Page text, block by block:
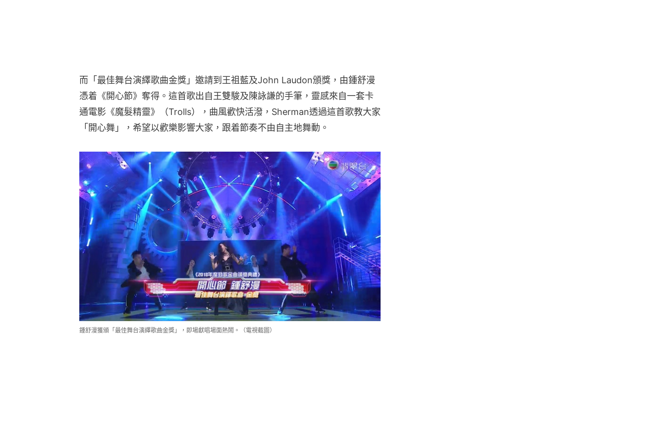
而「最佳舞台演繹歌曲金獎」邀請到王祖藍及John Laudon頒獎，由鍾舒漫
憑着《開心節》奪得。這首歌出自王雙駿及陳詠謙的手筆，靈感來自一套卡
通電影《魔髮精靈》（Trolls），曲風歡快活潑，Sherman透過這首歌教大家
「開心舞」，希望以歡樂影響大家，跟着節奏不由自主地舞動。
鍾舒漫獲頒「最佳舞台演繹歌曲金獎」，即場獻唱場面熱鬧。（電視截圖）